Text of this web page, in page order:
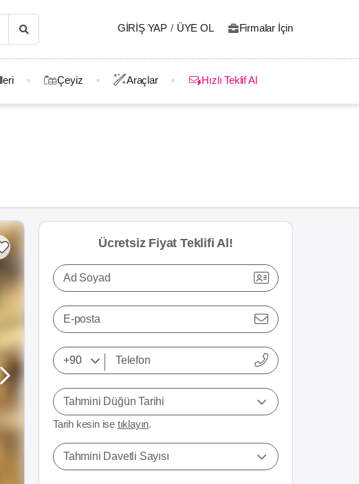
GIRIŞ YAP / ÜYE OL Firmalar İçin
Çeyiz Araçlar Hızlı Teklif Al
Ücretsiz Fiyat Teklifi Al!
Ad Soyad
E-posta
Tahmini Düğün Tarihi
Tarih kesin ise tıklayın.
Tahmini Davetli Sayısı